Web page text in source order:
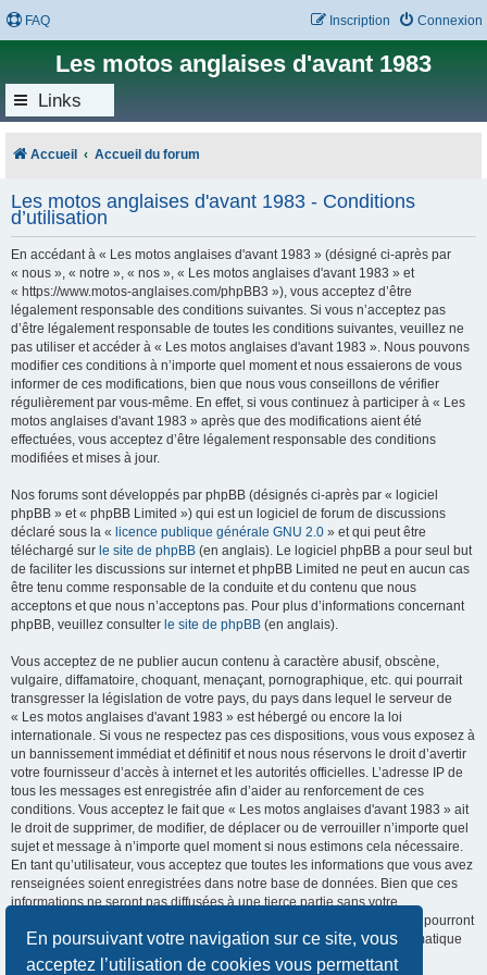
En poursuivant votre navigation sur ce site, vous
acceptez l’utilisation de cookies vous permettant
FAQ Connexion
Inscription
Les motos anglaises d'avant 1983
Links
Accueil Accueil du forum
Les motos anglaises d'avant 1983 - Conditions
d’utilisation
En accédant à « Les motos anglaises d'avant 1983 » (désigné ci-après par
« nous », « notre », « nos », « Les motos anglaises d'avant 1983 » et
« https://www.motos-anglaises.com/phpBB3 »), vous acceptez d’être
légalement responsable des conditions suivantes. Si vous n’acceptez pas
d’être légalement responsable de toutes les conditions suivantes, veuillez ne
pas utiliser et accéder à « Les motos anglaises d'avant 1983 ». Nous pouvons
modifier ces conditions à n’importe quel moment et nous essaierons de vous
informer de ces modifications, bien que nous vous conseillons de vérifier
régulièrement par vous-même. En effet, si vous continuez à participer à « Les
motos anglaises d'avant 1983 » après que des modifications aient été
effectuées, vous acceptez d’être légalement responsable des conditions
modifiées et mises à jour.
Nos forums sont développés par phpBB (désignés ci-après par « logiciel
phpBB » et « phpBB Limited ») qui est un logiciel de forum de discussions
déclaré sous la « licence publique générale GNU 2.0 » et qui peut être
téléchargé sur le site de phpBB (en anglais). Le logiciel phpBB a pour seul but
de faciliter les discussions sur internet et phpBB Limited ne peut en aucun cas
être tenu comme responsable de la conduite et du contenu que nous
acceptons et que nous n’acceptons pas. Pour plus d’informations concernant
phpBB, veuillez consulter le site de phpBB (en anglais).
Vous acceptez de ne publier aucun contenu à caractère abusif, obscène,
vulgaire, diffamatoire, choquant, menaçant, pornographique, etc. qui pourrait
transgresser la législation de votre pays, du pays dans lequel le serveur de
« Les motos anglaises d'avant 1983 » est hébergé ou encore la loi
internationale. Si vous ne respectez pas ces dispositions, vous vous exposez à
un bannissement immédiat et définitif et nous nous réservons le droit d’avertir
votre fournisseur d’accès à internet et les autorités officielles. L’adresse IP de
tous les messages est enregistrée afin d’aider au renforcement de ces
conditions. Vous acceptez le fait que « Les motos anglaises d'avant 1983 » ait
le droit de supprimer, de modifier, de déplacer ou de verrouiller n’importe quel
sujet et message à n’importe quel moment si nous estimons cela nécessaire.
En tant qu’utilisateur, vous acceptez que toutes les informations que vous avez
renseignées soient enregistrées dans notre base de données. Bien que ces
informations ne seront pas diffusées à une tierce partie sans votre
consentement, ni « Les motos anglaises d'avant 1983 », ni phpBB, ne pourront
être tenus comme responsables en cas de tentative de piratage informatique
visant à compromettre vos données.